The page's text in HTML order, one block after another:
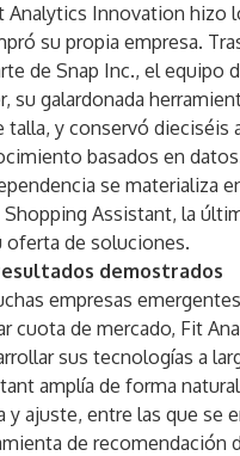
Analytics Innovation hizo
su propia empresa.
de Snap Inc., el equipo
su galardonada
talla, y conservó dieciséis
basados en
se materializa
Assistant, la
oferta de soluciones.
demostrados
empresas
cuota de mercado, Fit
sus tecnologías a
amplía de forma
y ajuste, entre las que se
de recomendación